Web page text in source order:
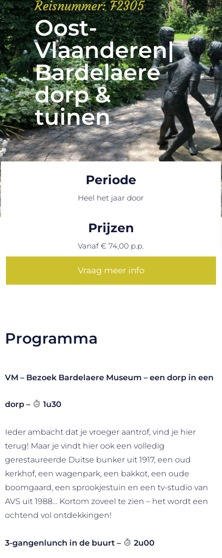
Reisnummer: F2305
Oost-
Vlaanderen|
Bardelaere
dorp &
tuinen
Periode
Heel het jaar door
Prijzen
Vanaf € 74,00 p.p.
Vraag meer info
Programma
VM – Bezoek Bardelaere Museum – een dorp in een
dorp – 1u30
Ieder ambacht dat je vroeger aantrof, vind je hier
terug! Maar je vindt hier ook een volledig
gerestaureerde Duitse bunker uit 1917, een oud
kerkhof, een wagenpark, een bakkot, een oude
boomgaard, een sprookjestuin en een tv-studio van
AVS uit 1988… Kortom zoveel te zien – het wordt een
ochtend vol ontdekkingen!
3-gangenlunch in de buurt – 2u00